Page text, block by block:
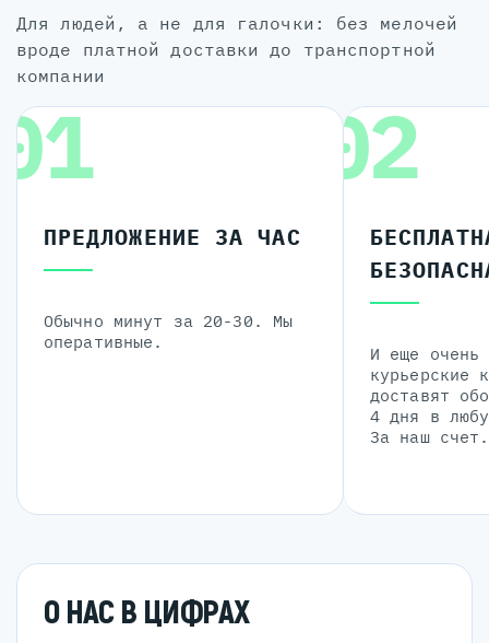
для людей, а не для галочки: без мелочей
вроде платной доставки до транспортной
компании
ПРЕДЛОЖЕНИЕ ЗА ЧАС
Обычно минут за 20-30. Мы
оперативные.
02
И еще очень
курьерские
доставят
4 дня в
За наш счет.
О НАС В ЦИФРАХ